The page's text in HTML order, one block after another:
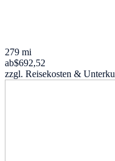
279 mi
ab$692,52
zzgl. Reisekosten &